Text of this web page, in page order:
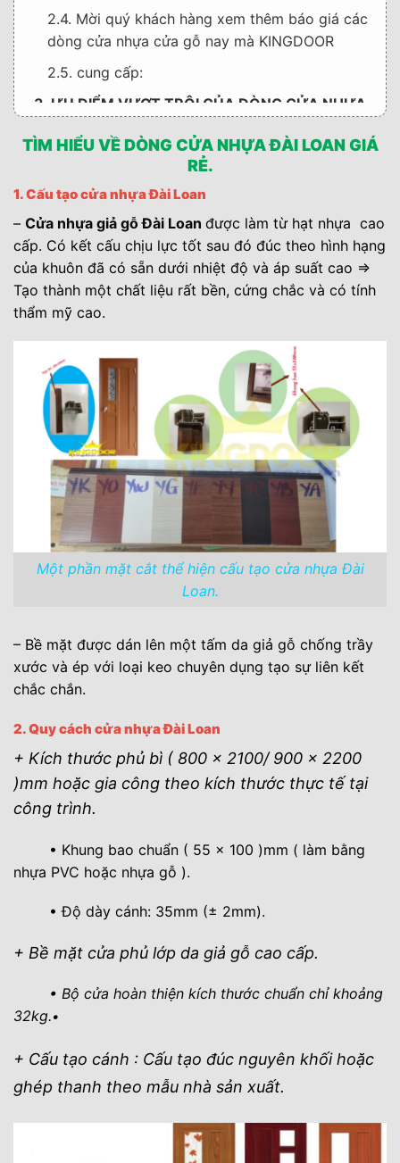
2.4. Mời quý khách hàng xem thêm báo giá các
dòng cửa nhựa cửa gỗ nay mà KINGDOOR
2.5. cung cấp:
3. ƯU ĐIỂM VƯỢT TRỘI CỦA DÒNG CỬA NHỰA
4. Vậy Mua cửa nhựa Đài Loan ở đâu uy tín chất
99+ mẫu cửa nhựa cửa gỗ được khách hàng
lựa chọn cho cửa phòng và nhà vệ sinh.
TÌM HIỂU VỀ DÒNG CỬA NHỰA ĐÀI LOAN GIÁ
RẺ.
1. Cấu tạo cửa nhựa Đài Loan
– Cửa nhựa giả gỗ Đài Loan được làm từ hạt nhựa cao
cấp. Có kết cấu chịu lực tốt sau đó đúc theo hình hạng
của khuôn đã có sẵn dưới nhiệt độ và áp suất cao ⇒
Tạo thành một chất liệu rất bền, cứng chắc và có tính
thẩm mỹ cao.
Một phần mặt cắt thể hiện cấu tạo cửa nhựa Đài
Loan.
– Bề mặt được dán lên một tấm da giả gỗ chống trầy
xước và ép với loại keo chuyên dụng tạo sự liên kết
chắc chắn.
2. Quy cách cửa nhựa Đài Loan
+ Kích thước phủ bì ( 800 x 2100/ 900 x 2200
)mm hoặc gia công theo kích thước thực tế tại
công trình.
• Khung bao chuẩn ( 55 x 100 )mm ( làm bằng
nhựa PVC hoặc nhựa gỗ ).
• Độ dày cánh: 35mm (± 2mm).
+ Bề mặt cửa phủ lớp da giả gỗ cao cấp.
• Bộ cửa hoàn thiện kích thước chuẩn chỉ khoảng
32kg.•
+ Cấu tạo cánh : Cấu tạo đúc nguyên khối hoặc
ghép thanh theo mẫu nhà sản xuất.